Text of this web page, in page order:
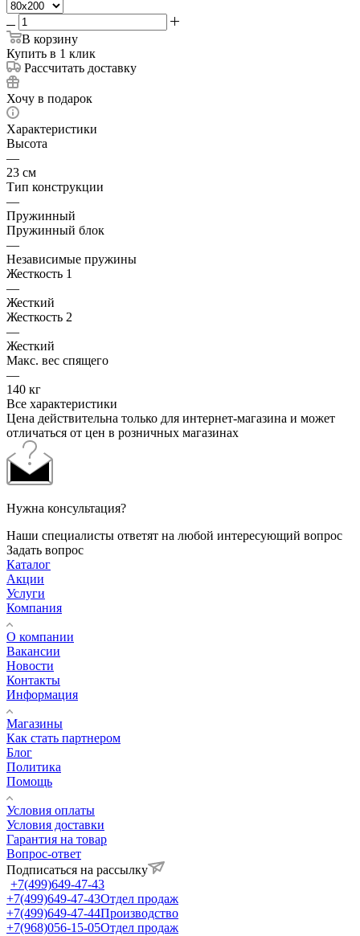
В корзину
Купить в 1 клик
Рассчитать доставку
Хочу в подарок
Характеристики
Высота
—
23 см
Тип конструкции
—
Пружинный
Пружинный блок
—
Независимые пружины
Жесткость 1
—
Жесткий
Жесткость 2
—
Жесткий
Макс. вес спящего
—
140 кг
Все характеристики
Цена действительна только для интернет-магазина и может
отличаться от цен в розничных магазинах
Нужна консультация?
Наши специалисты ответят на любой интересующий вопрос
Задать вопрос
Каталог
Акции
Услуги
Компания
О компании
Вакансии
Новости
Контакты
Информация
Магазины
Как стать партнером
Блог
Политика
Помощь
Условия оплаты
Условия доставки
Гарантия на товар
Вопрос-ответ
Подписаться на рассылку
+7(499)649-47-43
+7(499)649-47-43Отдел продаж
+7(499)649-47-44Производство
+7(968)056-15-05Отдел продаж